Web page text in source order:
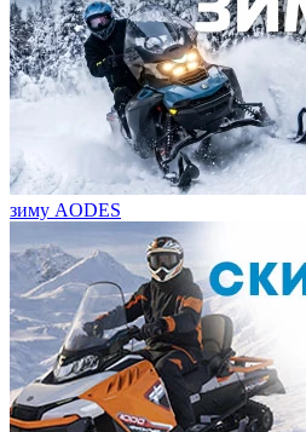
зиму AODES